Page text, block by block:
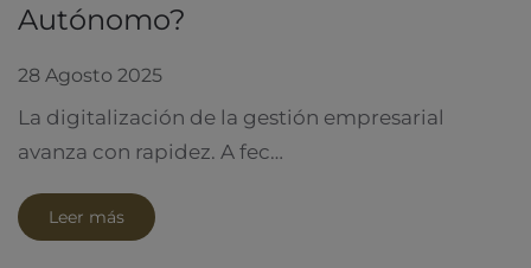
Autónomo?
28 Agosto 2025
La digitalización de la gestión empresarial
avanza con rapidez. A fec…
Leer más